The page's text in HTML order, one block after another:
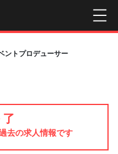
ントプロデューサー
去の求人情報です